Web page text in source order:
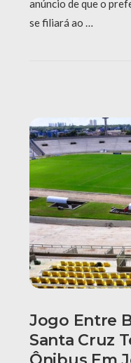
anúncio de que o
se filiará ao …
Jogo Entre
Santa Cruz